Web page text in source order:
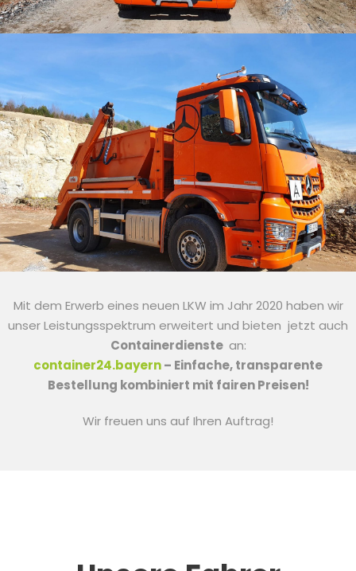
Mit dem Erwerb eines neuen LKW im Jahr 2020 haben wir
unser Leistungsspektrum erweitert und bieten jetzt auch
Containerdienste an:
container24.bayern– Einfache, transparente
Bestellung kombiniert mit fairen Preisen!
Wir freuen uns auf Ihren Auftrag!